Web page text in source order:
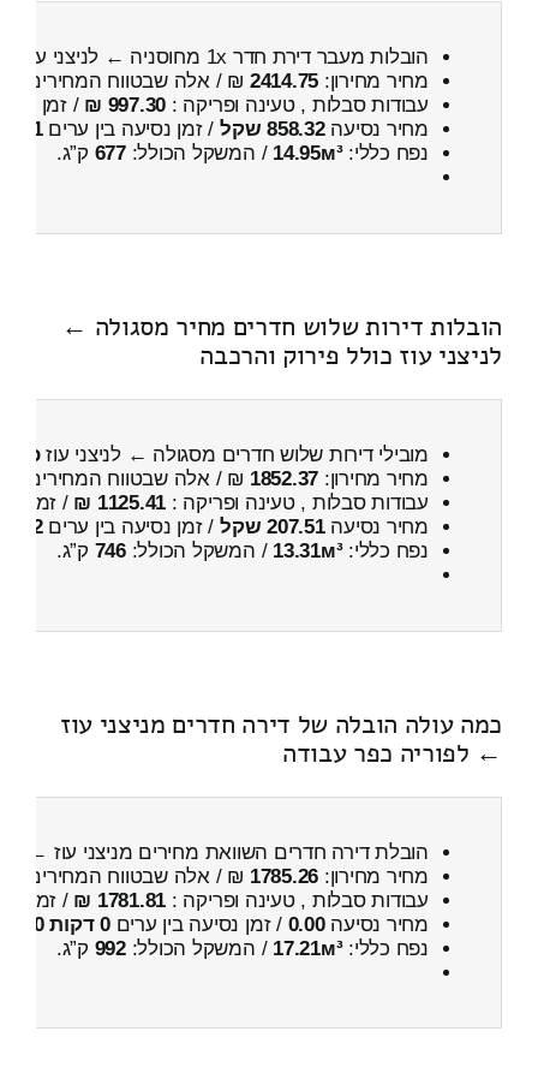
הובלות מעבר דירת חדר 1x מחוסניה ← לניצני עוז
מחיר מחירון: 2414.75 ₪ / אלה שבטווח המחירים
עבודות סבלות , טעינה ופריקה : 997.30 ₪ / זמן :
מחיר נסיעה858.32 שקל / זמן נסיעה בין ערים1 שעות , 13 דקות
נפח כללי:14.95м³ / המשקל הכולל:677 ק”ג.
הובלות דירות שלוש חדרים מחיר מסגולה ←
לניצני עוז כולל פירוק והרכבה
מובילי דירות שלוש חדרים מסגולה ← לניצני עוז
מחיר מחירון: 1852.37 ₪ / אלה שבטווח המחירים
עבודות סבלות , טעינה ופריקה : 1125.41 ₪ / זמן :
מחיר נסיעה207.51 שקל / זמן נסיעה בין ערים22 דקות
נפח כללי:13.31м³ / המשקל הכולל:746 ק”ג.
כמה עולה הובלה של דירה חדרים מניצני עוז
← לפוריה כפר עבודה
הובלת דירה חדרים השוואת מחירים מניצני עוז ←
מחיר מחירון: 1785.26 ₪ / אלה שבטווח המחירים
עבודות סבלות , טעינה ופריקה : 1781.81 ₪ / זמן :
מחיר נסיעה0.00 / זמן נסיעה בין ערים0 דקות 0 שניות
נפח כללי:17.21м³ / המשקל הכולל:992 ק”ג.